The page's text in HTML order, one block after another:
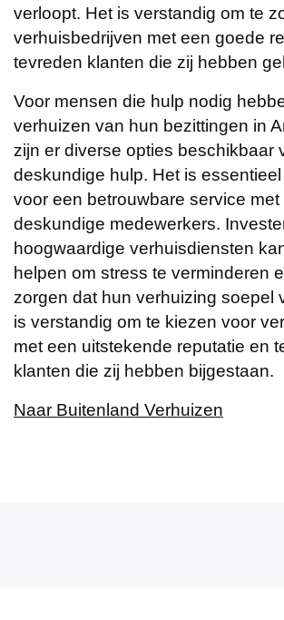
verloopt. Het is verstandig om te
verhuisbedrijven met een goede
tevreden klanten die zij hebben
Voor mensen die hulp nodig
verhuizen van hun bezittingen in
zijn er diverse opties beschikbaar
deskundige hulp. Het is
voor een betrouwbare service met
deskundige medewerkers.
hoogwaardige verhuisdiensten
helpen om stress te verminderen
zorgen dat hun verhuizing soepel
is verstandig om te kiezen voor
met een uitstekende reputatie en
klanten die zij hebben bijgestaan.
Naar Buitenland Verhuizen